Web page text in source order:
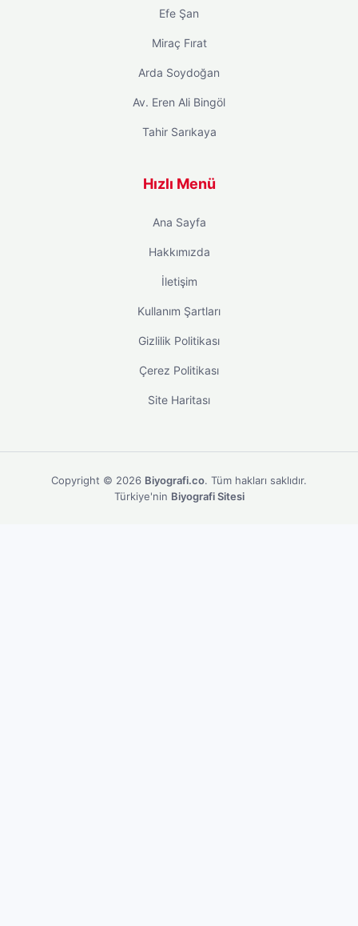
Efe Şan
Miraç Fırat
Arda Soydoğan
Av. Eren Ali Bingöl
Tahir Sarıkaya
Hızlı Menü
Ana Sayfa
Hakkımızda
İletişim
Kullanım Şartları
Gizlilik Politikası
Çerez Politikası
Site Haritası
Copyright © 2026 Biyografi.co. Tüm hakları saklıdır.
Türkiye'nin Biyografi Sitesi